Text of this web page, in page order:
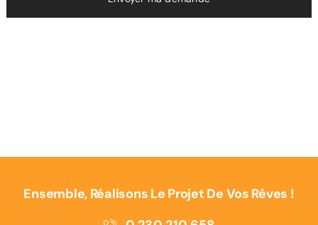
Ensemble, Réalisons Le Projet De Vos Rêves !